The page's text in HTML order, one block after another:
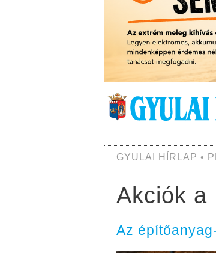
GYULAI HÍRLAP •
Akciók a
Az